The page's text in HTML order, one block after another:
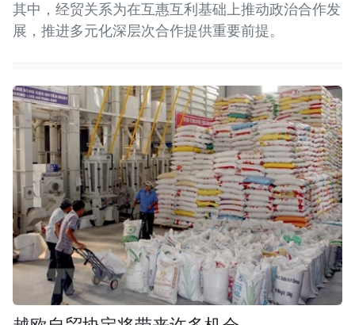
其中，经贸关系为在互惠互利基础上推动政治合作发
展，推进多元化深层次合作提供重要前提。